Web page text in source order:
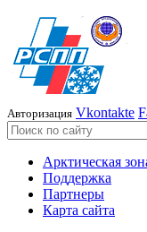
Авторизация Vkontakte
Арктическая
Поддержка
Партнеры
Карта сайта